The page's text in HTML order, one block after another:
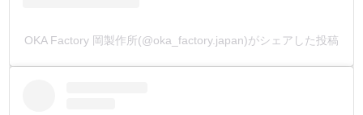
OKA Factory 岡製作所(@oka_factory.japan)がシェアした投稿